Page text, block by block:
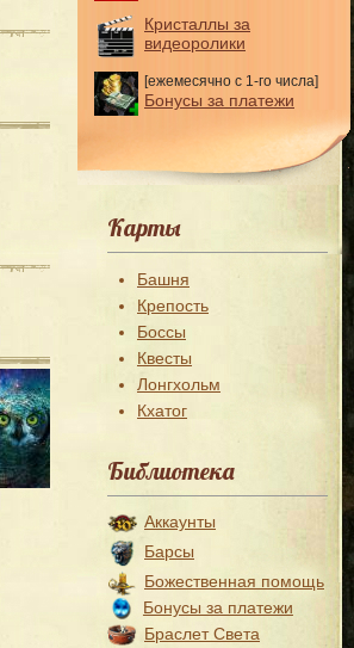
Кристаллы за
видеоролики
[ежемесячно с 1-го числа]
Бонусы за платежи
Карты
Башня
Крепость
Боссы
Квесты
Лонгхольм
Кхатог
Библиотека
Аккаунты
Барсы
Божественная помощь
Бонусы за платежи
Браслет Света